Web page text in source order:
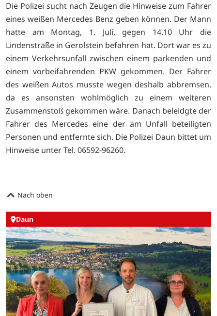
Die Polizei sucht nach Zeugen die Hinweise zum Fahrer
eines weißen Mercedes Benz geben können. Der Mann
hatte am Montag, 1. Juli, gegen 14.10 Uhr die
Lindenstraße in Gerolstein befahren hat. Dort war es zu
einem Verkehrsunfall zwischen einem parkenden und
einem vorbeifahrenden PKW gekommen. Der Fahrer
des weißen Autos musste wegen deshalb abbremsen,
da es ansonsten wohlmöglich zu einem weiteren
Zusammenstoß gekommen wäre. Danach beleidgte der
Fahrer des Mercedes eine der am Unfall beteiligten
Personen und entfernte sich. Die Polizei Daun bittet um
Hinweise unter Tel. 06592-96260.
Nach oben
Daun